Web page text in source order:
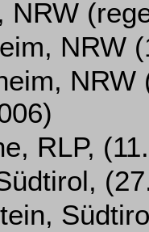
NRW
NRW
NRW
RLP,